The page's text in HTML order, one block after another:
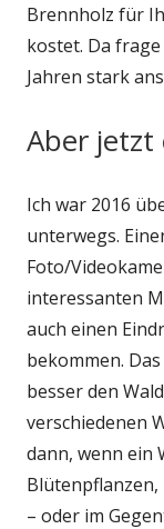
Brennholz für
kostet. Da
Jahren stark
Aber jetzt
Ich war 2016
unterwegs.
Foto/
interessanten
auch einen
bekommen.
besser den
verschiedenen
dann, wenn ein
– oder im